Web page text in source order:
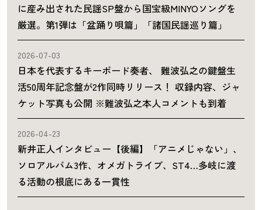
に産み出された民謡SP盤から国宝級MINYOソングを
厳選。第1弾は「盆踊り唄篇」「諸国民謡巡り篇」
2026-07-03
日本を代表するキーボード奏者、 難波弘之の鍵盤生
活50周年記念盤が2作同時リリース！ 収録内容、ジャ
ケット写真も公開 ※難波弘之本人コメントも到着
2026-04-23
新井正人インタビュー【後編】「アニメじゃない」、
ソロアルバム3作、オメガトライブ、ST4…多岐に渡
る活動の根底にある一貫性